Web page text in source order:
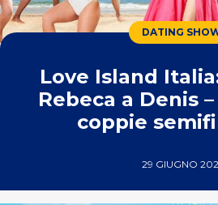
DATING
Love Island
Rebeca a Denis
coppie
29 GIUGNO